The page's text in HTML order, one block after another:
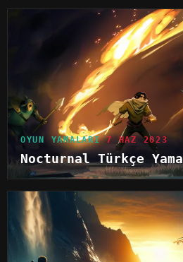
OYUN YAMALARI 7 HAZ 2023
Nocturnal Türkçe Yama